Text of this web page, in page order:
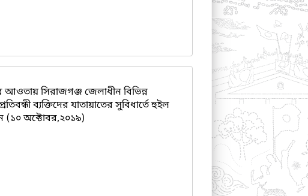
সিরাজগঞ্জ জেলাধীন বিভিন্ন
ব্যক্তিদের যাতায়াতের সুবিধার্তে হুইল
(১০ অক্টোবর,২০১৯)